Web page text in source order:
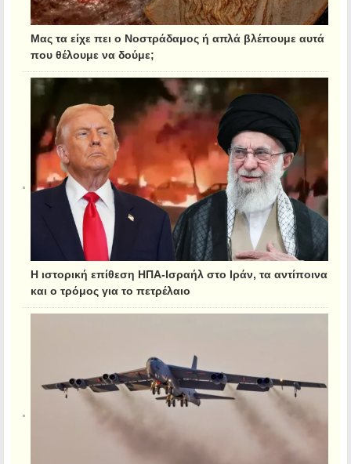
Μας τα είχε πει ο Νοστράδαμος ή απλά βλέπουμε αυτά
που θέλουμε να δούμε;
Η ιστορική επίθεση ΗΠΑ-Ισραήλ στο Ιράν, τα αντίποινα
και ο τρόμος για το πετρέλαιο